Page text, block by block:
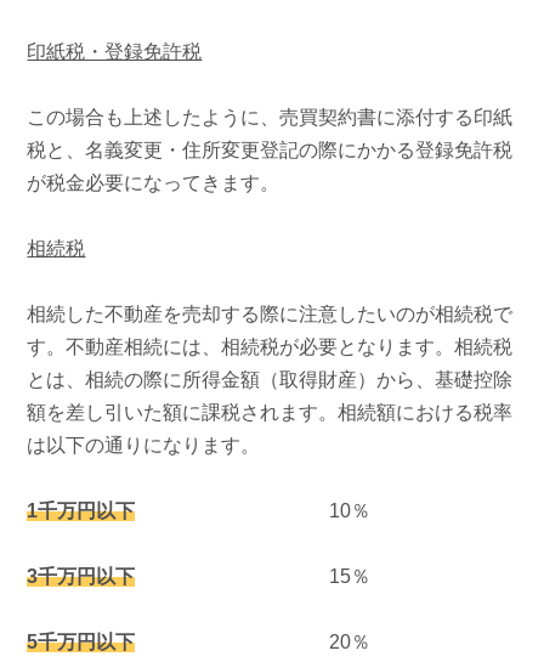
印紙税・登録免許税
この場合も上述したように、売買契約書に添付する印紙
税と、名義変更・住所変更登記の際にかかる登録免許税
が税金必要になってきます。
相続税
相続した不動産を売却する際に注意したいのが相続税で
す。不動産相続には、相続税が必要となります。相続税
とは、相続の際に所得金額（取得財産）から、基礎控除
額を差し引いた額に課税されます。相続額における税率
は以下の通りになります。
1千万円以下 10％
3千万円以下 15％
5千万円以下 20％